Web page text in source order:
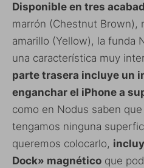
Disponible en tres
marrón (Chestnut Brown),
amarillo (Yellow), la funda
una característica muy
parte trasera incluye un
enganchar el iPhone a
como en Nodus saben
tengamos ninguna
queremos colocarlo,
Dock» magnético que